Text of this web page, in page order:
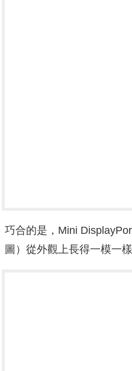
巧合的是，Mini
圖）從外觀上長得一模一樣